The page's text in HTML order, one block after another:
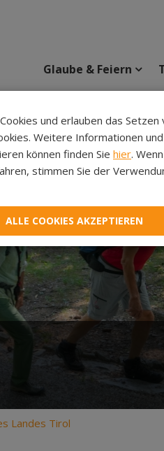
Glaube & Feiern
Landes Tirol
und erlauben das Setzen
Weitere Informationen und
können finden Sie hier.
stimmen Sie der
ALLE COOKIES AKZEPTIEREN